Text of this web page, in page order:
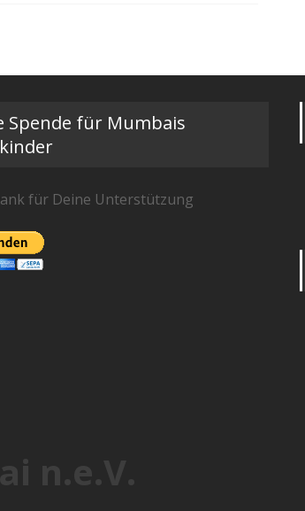
Spende für Mumbais
für Deine Unterstützung
n.e.V.